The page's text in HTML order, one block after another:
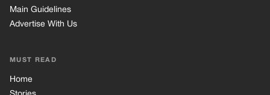
Main Guidelines
Advertise With Us
MUST READ
Home